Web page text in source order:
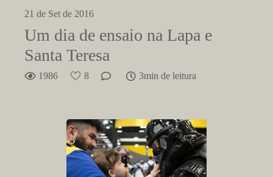
21 de Set de 2016
Um dia de ensaio na Lapa e
Santa Teresa
1986 8 3min de leitura